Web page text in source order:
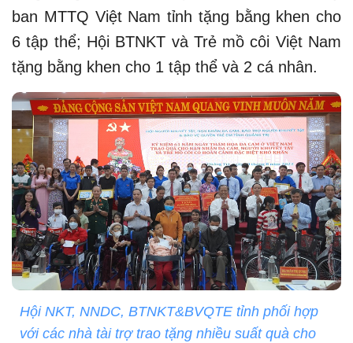
ban MTTQ Việt Nam tỉnh tặng bằng khen cho
6 tập thể; Hội BTNKT và Trẻ mồ côi Việt Nam
tặng bằng khen cho 1 tập thể và 2 cá nhân.
Hội NKT, NNDC, BTNKT&BVQTE tỉnh phối hợp
với các nhà tài trợ trao tặng nhiều suất quà cho